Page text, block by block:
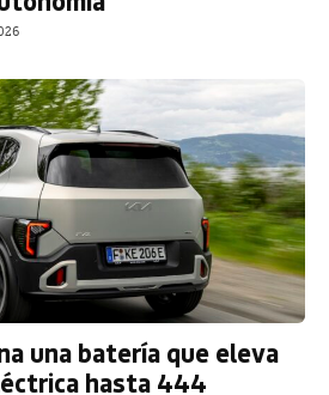
una batería que eleva
hasta 444